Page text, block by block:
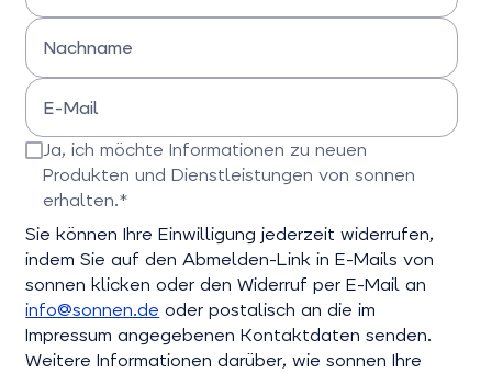
Bitte Vornamen eingeben
Nachname
Bitte Nachname eingeben
E-Mail
Bitte E-Mail-Adresse eingeben
Ja, ich möchte Informationen zu neuen
Produkten und Dienstleistungen von sonnen
erhalten.*
Bitte bestätigen Sie dieses Feld
Sie können Ihre Einwilligung jederzeit widerrufen,
indem Sie auf den Abmelden-Link in E-Mails von
sonnen klicken oder den Widerruf per E-Mail an
info@sonnen.de oder postalisch an die im
Impressum angegebenen Kontaktdaten senden.
Weitere Informationen darüber, wie sonnen Ihre